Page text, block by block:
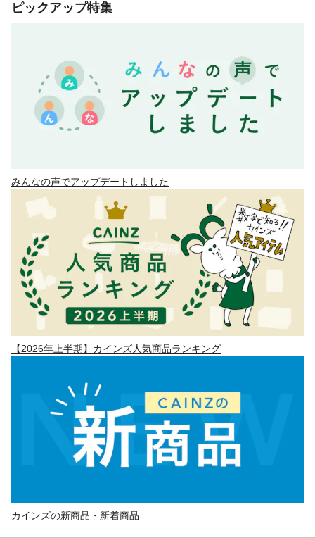
ピックアップ特集
みんなの声でアップデートしました
【2026年上半期】カインズ人気商品ランキング
カインズの新商品・新着商品